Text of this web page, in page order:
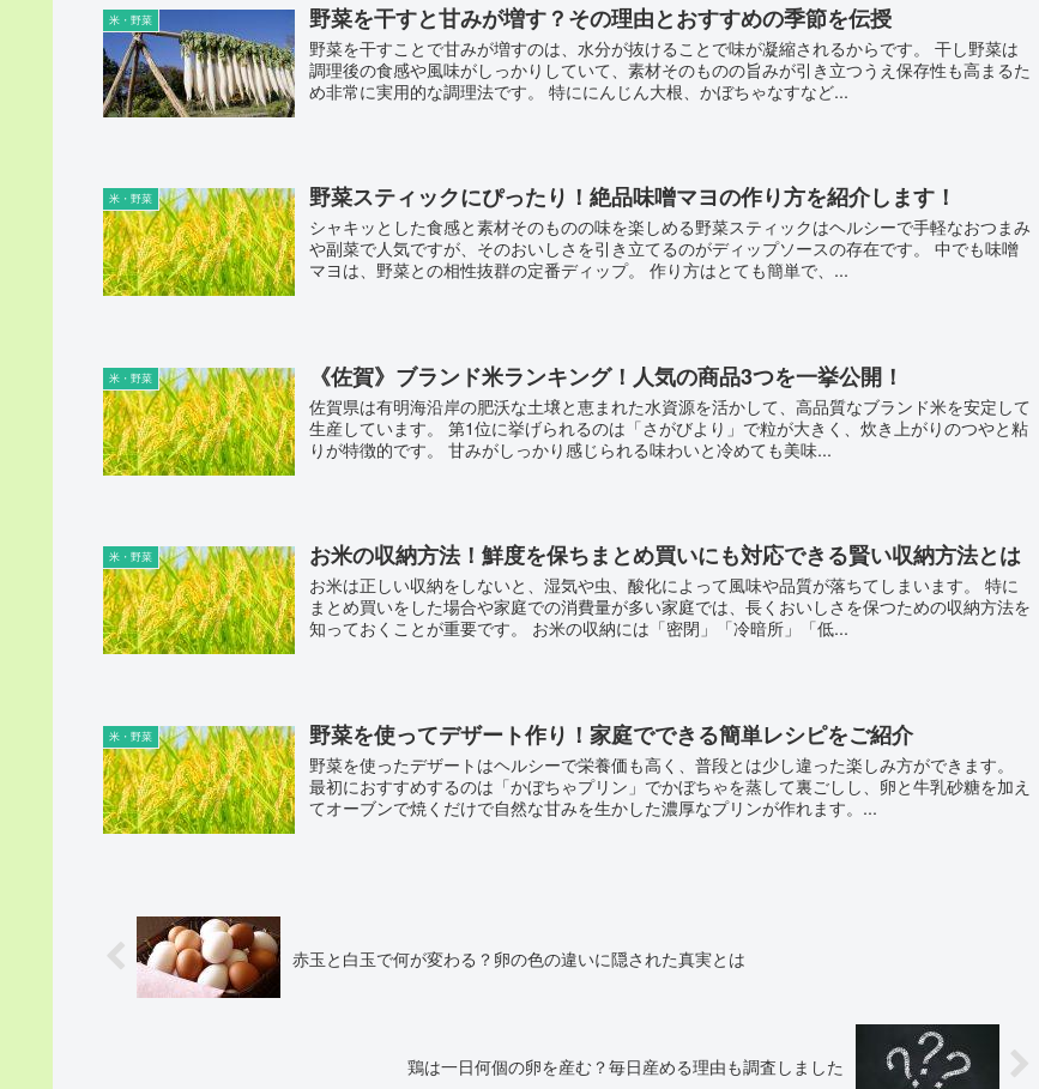
米・野菜 野菜を干すと甘みが増す？その理由とおすすめの季節を伝授
野菜を干すことで甘みが増すのは、水分が抜けることで味が凝縮されるからです。 干し野菜は
調理後の食感や風味がしっかりしていて、素材そのものの旨みが引き立つうえ保存性も高まるた
め非常に実用的な調理法です。 特ににんじん大根、かぼちゃなすなど...
米・野菜 野菜スティックにぴったり！絶品味噌マヨの作り方を紹介します！
シャキッとした食感と素材そのものの味を楽しめる野菜スティックはヘルシーで手軽なおつまみ
や副菜で人気ですが、そのおいしさを引き立てるのがディップソースの存在です。 中でも味噌
マヨは、野菜との相性抜群の定番ディップ。 作り方はとても簡単で、...
米・野菜 《佐賀》ブランド米ランキング！人気の商品3つを一挙公開！
佐賀県は有明海沿岸の肥沃な土壌と恵まれた水資源を活かして、高品質なブランド米を安定して
生産しています。 第1位に挙げられるのは「さがびより」で粒が大きく、炊き上がりのつやと粘
りが特徴的です。 甘みがしっかり感じられる味わいと冷めても美味...
米・野菜 お米の収納方法！鮮度を保ちまとめ買いにも対応できる賢い収納方法とは
お米は正しい収納をしないと、湿気や虫、酸化によって風味や品質が落ちてしまいます。 特に
まとめ買いをした場合や家庭での消費量が多い家庭では、長くおいしさを保つための収納方法を
知っておくことが重要です。 お米の収納には「密閉」「冷暗所」「低...
米・野菜 野菜を使ってデザート作り！家庭でできる簡単レシピをご紹介
野菜を使ったデザートはヘルシーで栄養価も高く、普段とは少し違った楽しみ方ができます。
最初におすすめするのは「かぼちゃプリン」でかぼちゃを蒸して裏ごしし、卵と牛乳砂糖を加え
てオーブンで焼くだけで自然な甘みを生かした濃厚なプリンが作れます。...
赤玉と白玉で何が変わる？卵の色の違いに隠された真実とは
鶏は一日何個の卵を産む？毎日産める理由も調査しました